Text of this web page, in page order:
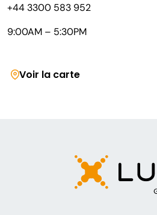
+44 3300 583 952
9:00AM – 5:30PM
Voir la carte